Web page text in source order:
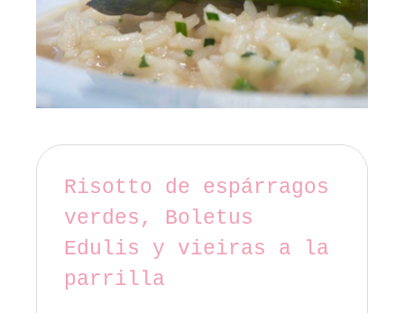
Risotto de espárragos
verdes, Boletus
Edulis y vieiras a la
parrilla